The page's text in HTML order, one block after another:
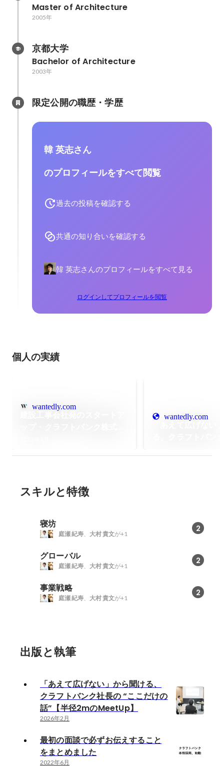
Master of Architecture
2005年
京都大学
Bachelor of Architecture
2003年
限定公開の職歴・学歴
韓 英志さん
のプロフィールをすべて閲覧
過去の投稿を確認する
共通の知り合いを確認する
韓 英志さんのプロフィールをすべて見る
ログインしてプロフィールを閲覧
個人の実績
wantedly.com
wantedly.com
スキルと特徴
寝坊 2
庭瀬 紀寿、 大村 貴文が+1
グローバル 2
庭瀬 紀寿、 大村 貴文が+1
事業戦略 2
庭瀬 紀寿、 大村 貴文が+1
出版と執筆
「あえて広げない」から聞ける、
クラフトバンク社長の “ここだけの
話”【半径2mのMeetUp】
2026年2月
最初の面談で必ずお伝えすること
をまとめました
2022年6月